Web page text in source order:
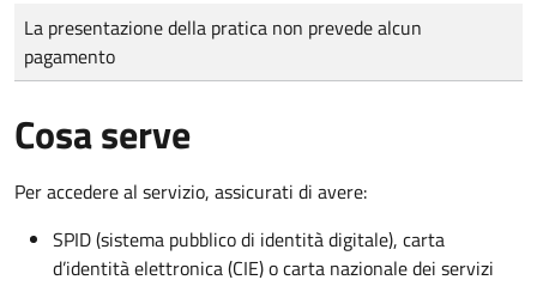
Tipo di pagamento
Importo
La presentazione della pratica non prevede alcun
pagamento
Cosa serve
Per accedere al servizio, assicurati di avere:
SPID (sistema pubblico di identità digitale), carta
d’identità elettronica (CIE) o carta nazionale dei servizi